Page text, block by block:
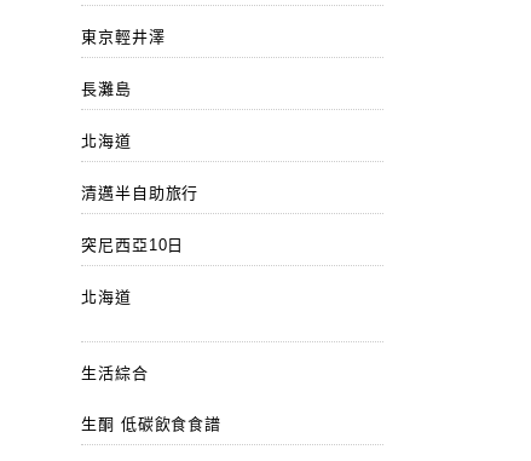
東京輕井澤
長灘島
北海道
清邁半自助旅行
突尼西亞10日
北海道
生活綜合
生酮 低碳飲食食譜